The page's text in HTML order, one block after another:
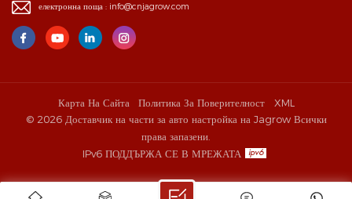
електронна поща : info@cnjagrow.com
Карта На Сайта Политика За Поверителност
XML
© 2026 Доставчик на части за авто настройка на Jagrow Всички
права запазени.
IPv6 ПОДДЪРЖА СЕ В МРЕЖАТА